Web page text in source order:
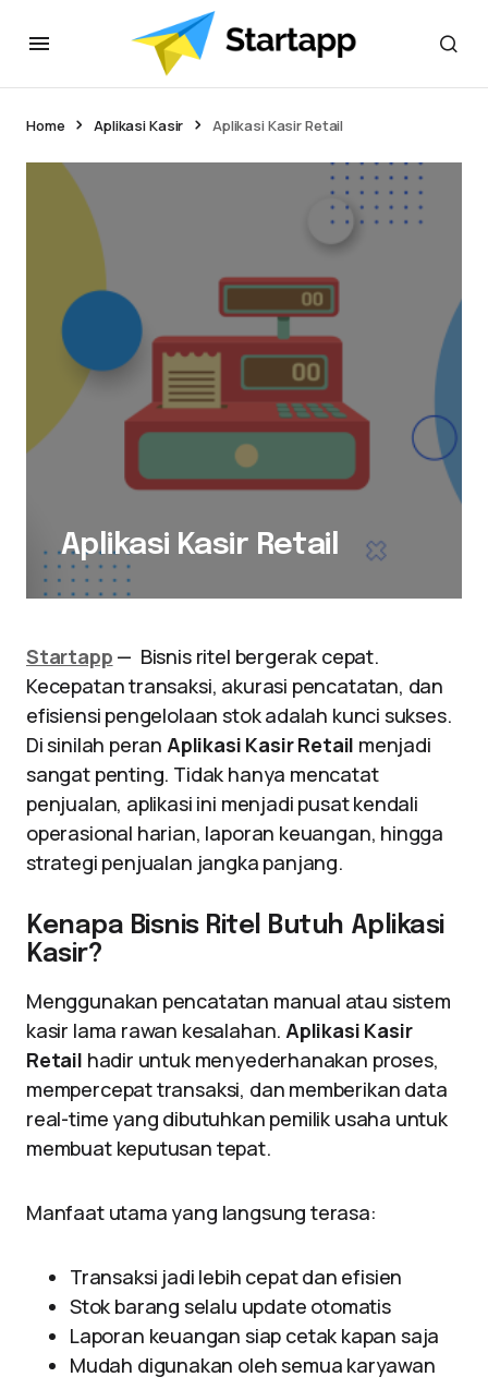
Home Aplikasi Kasir Aplikasi Kasir Retail
Aplikasi Kasir Retail
Startapp — Bisnis ritel bergerak cepat.
Kecepatan transaksi, akurasi pencatatan, dan
efisiensi pengelolaan stok adalah kunci sukses.
Di sinilah peran Aplikasi Kasir Retail menjadi
sangat penting. Tidak hanya mencatat
penjualan, aplikasi ini menjadi pusat kendali
operasional harian, laporan keuangan, hingga
strategi penjualan jangka panjang.
Kenapa Bisnis Ritel Butuh Aplikasi
Kasir?
Menggunakan pencatatan manual atau sistem
kasir lama rawan kesalahan. Aplikasi Kasir
Retail hadir untuk menyederhanakan proses,
mempercepat transaksi, dan memberikan data
real-time yang dibutuhkan pemilik usaha untuk
membuat keputusan tepat.
Manfaat utama yang langsung terasa:
Transaksi jadi lebih cepat dan efisien
Stok barang selalu update otomatis
Laporan keuangan siap cetak kapan saja
Mudah digunakan oleh semua karyawan